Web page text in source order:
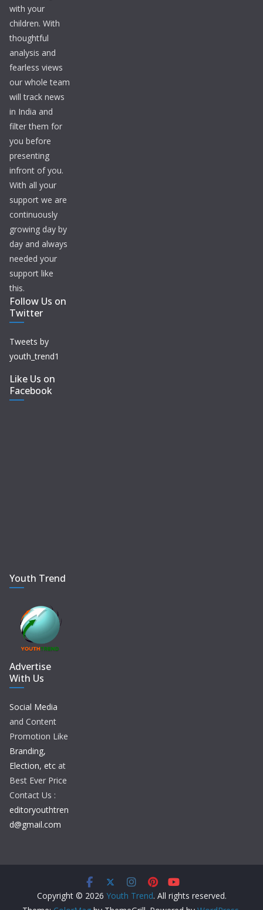
with your
children. With
thoughtful
analysis and
fearless views
our whole team
will track news
in India and
filter them for
you before
presenting
infront of you.
With all your
support we are
continuously
growing day by
day and always
needed your
support like
this.
Follow Us on
Twitter
Tweets by
youth_trend1
Like Us on
Facebook
Youth Trend
Advertise
With Us
Social Media
and Content
Promotion Like
Branding,
Election, etc at
Best Ever Price
Contact Us :
editoryouthtren
d@gmail.com
Copyright © 2026 Youth Trend. All rights reserved.